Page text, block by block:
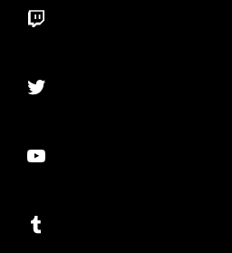
Twitch
Twitter
YouTube
Tumblr